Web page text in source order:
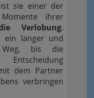
sie einer der
ihrer
Verlobung.
ein langer und
Weg, bis die
dem Partner
verbringen